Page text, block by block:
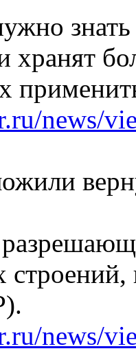
хранят
news/
news/